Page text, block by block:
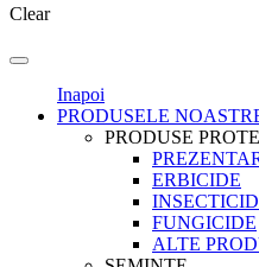
Clear
Inapoi
PRODUSELE
PRODUSE
ERBICIDE
FUNGICIDE
ALTE